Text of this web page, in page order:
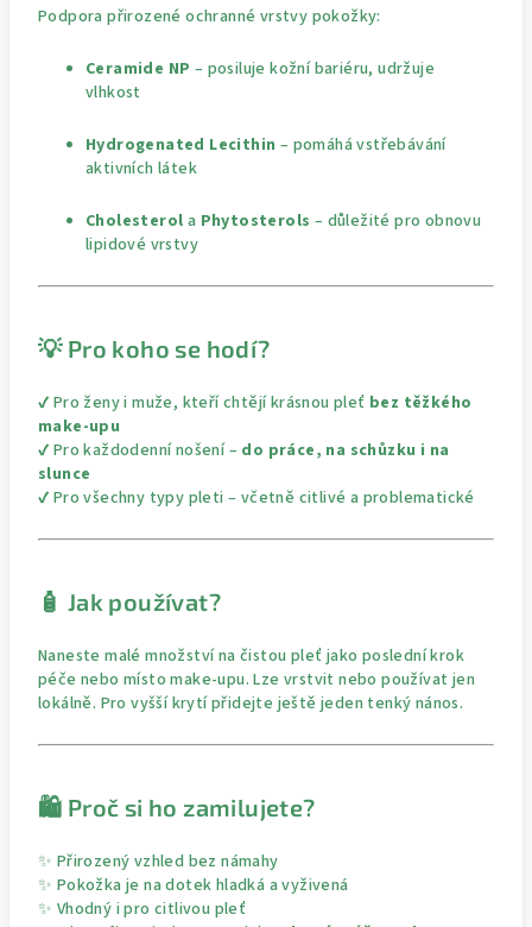
Podpora přirozené ochranné vrstvy pokožky:
Ceramide NP – posiluje kožní bariéru, udržuje
vlhkost
Hydrogenated Lecithin – pomáhá vstřebávání
aktivních látek
Cholesterol a Phytosterols – důležité pro obnovu
lipidové vrstvy
💡 Pro koho se hodí?
✔ Pro ženy i muže, kteří chtějí krásnou pleť bez těžkého
make-upu
✔ Pro každodenní nošení – do práce, na schůzku i na
slunce
✔ Pro všechny typy pleti – včetně citlivé a problematické
🧴 Jak používat?
Naneste malé množství na čistou pleť jako poslední krok
péče nebo místo make-upu. Lze vrstvit nebo používat jen
lokálně. Pro vyšší krytí přidejte ještě jeden tenký nános.
🛍️ Proč si ho zamilujete?
✨ Přirozený vzhled bez námahy
✨ Pokožka je na dotek hladká a vyživená
✨ Vhodný i pro citlivou pleť